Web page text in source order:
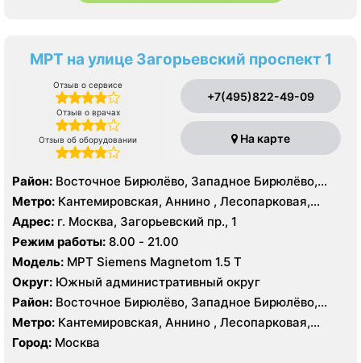
МРТ на улице Загорьевский проспект 1
Отзыв о сервисе
Отзыв о врачах
Отзыв об оборудовании
+7(495)822-49-09
На карте
Район: Восточное Бирюлёво, Западное Бирюлёво,
Москворечье-Сабурово, Северное Орехово-Борисово,
Южное Орехово-Борисово, Царицыно, Северное
Чертаново, Центральное Чертаново, Южное Чертаново
, Южное Чертаново , Северное Бутово
Метро: Кантемировская, Аннино , Лесопарковая,
Пражская, Улица Академика Янгеля, Улица
Старокачаловская, Царицыно, Южная
Адрес: г. Москва, Загорьевский пр., 1
Режим работы: 8.00 - 21.00
Модель: МРТ Siemens Magnetom 1.5 Т
Округ: Южный административный округ
Район: Восточное Бирюлёво, Западное Бирюлёво,
Москворечье-Сабурово, Северное Орехово-Борисово,
Южное Орехово-Борисово, Царицыно, Северное
Чертаново, Центральное Чертаново, Южное Чертаново
Метро: Кантемировская, Аннино , Лесопарковая,
Пражская, Улица Академика Янгеля, Улица
Старокачаловская, Царицыно, Южная
Город: Москва